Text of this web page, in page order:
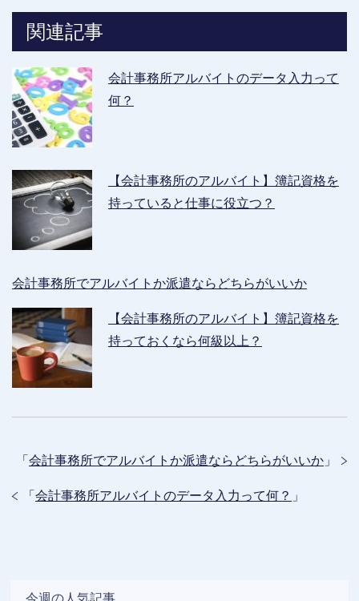
関連記事
会計事務所アルバイトのデータ入力って
何？
【会計事務所のアルバイト】簿記資格を
持っていると仕事に役立つ？
会計事務所でアルバイトか派遣ならどちらがいいか
【会計事務所のアルバイト】簿記資格を
持っておくなら何級以上？
「 会計事務所でアルバイトか派遣ならどちらがいいか 」
「 会計事務所アルバイトのデータ入力って何？ 」